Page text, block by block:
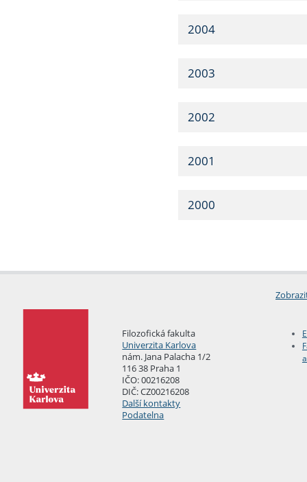
2004
2003
2002
2001
2000
Filozofická fakulta
Univerzita Karlova
nám. Jana Palacha 1/2
116 38 Praha 1
IČO: 00216208
DIČ: CZ00216208
Další kontakty
Podatelna